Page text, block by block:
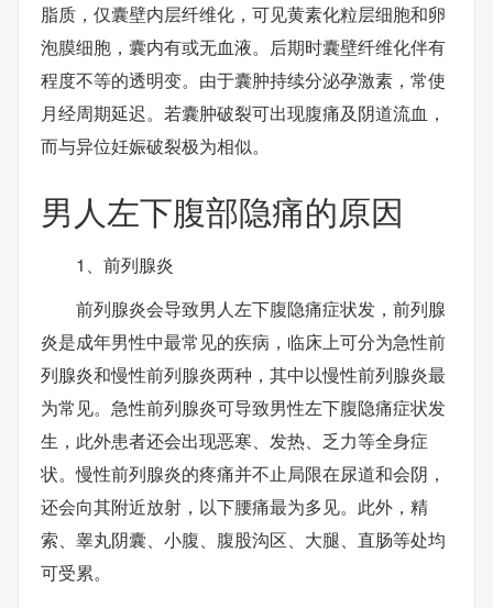
脂质，仅囊壁内层纤维化，可见黄素化粒层细胞和卵
泡膜细胞，囊内有或无血液。后期时囊壁纤维化伴有
程度不等的透明变。由于囊肿持续分泌孕激素，常使
月经周期延迟。若囊肿破裂可出现腹痛及阴道流血，
而与异位妊娠破裂极为相似。
男人左下腹部隐痛的原因
1、前列腺炎
前列腺炎会导致男人左下腹隐痛症状发，前列腺
炎是成年男性中最常见的疾病，临床上可分为急性前
列腺炎和慢性前列腺炎两种，其中以慢性前列腺炎最
为常见。急性前列腺炎可导致男性左下腹隐痛症状发
生，此外患者还会出现恶寒、发热、乏力等全身症
状。慢性前列腺炎的疼痛并不止局限在尿道和会阴，
还会向其附近放射，以下腰痛最为多见。此外，精
索、睾丸阴囊、小腹、腹股沟区、大腿、直肠等处均
可受累。